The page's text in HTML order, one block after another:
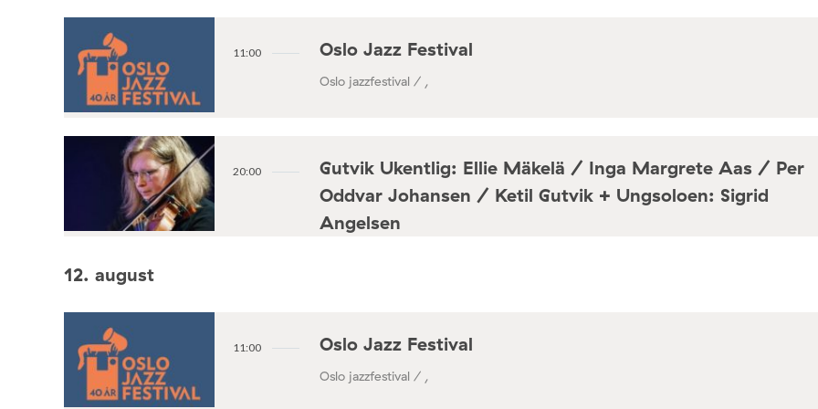
11:00 Oslo Jazz Festival
Oslo jazzfestival / ,
20:00
Gutvik Ukentlig: Ellie Mäkelä / Inga Margrete Aas / Per
Oddvar Johansen / Ketil Gutvik + Ungsoloen: Sigrid
Angelsen
12. august
11:00 Oslo Jazz Festival
Oslo jazzfestival / ,